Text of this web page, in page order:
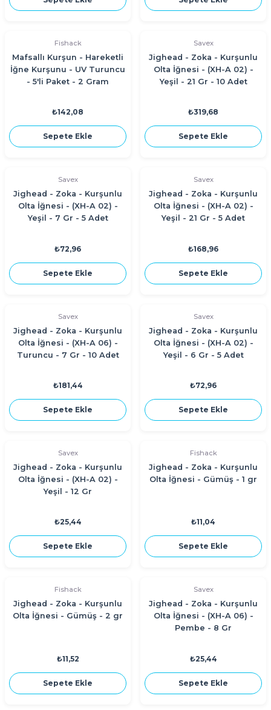
Fishack
Mafsallı Kurşun - Hareketli
İğne Kurşunu - UV Turuncu
- 5'li Paket - 2 Gram
₺142,08
Sepete Ekle
Savex
Jighead - Zoka - Kurşunlu
Olta İğnesi - (XH-A 02) -
Yeşil - 21 Gr - 10 Adet
₺319,68
Sepete Ekle
Savex
Jighead - Zoka - Kurşunlu
Olta İğnesi - (XH-A 02) -
Yeşil - 7 Gr - 5 Adet
₺72,96
Sepete Ekle
Savex
Jighead - Zoka - Kurşunlu
Olta İğnesi - (XH-A 02) -
Yeşil - 21 Gr - 5 Adet
₺168,96
Sepete Ekle
Savex
Jighead - Zoka - Kurşunlu
Olta İğnesi - (XH-A 06) -
Turuncu - 7 Gr - 10 Adet
₺181,44
Sepete Ekle
Savex
Jighead - Zoka - Kurşunlu
Olta İğnesi - (XH-A 02) -
Yeşil - 6 Gr - 5 Adet
₺72,96
Sepete Ekle
Savex
Jighead - Zoka - Kurşunlu
Olta İğnesi - (XH-A 02) -
Yeşil - 12 Gr
₺25,44
Sepete Ekle
Fishack
Jighead - Zoka - Kurşunlu
Olta İğnesi - Gümüş - 1 gr
₺11,04
Sepete Ekle
Fishack
Jighead - Zoka - Kurşunlu
Olta İğnesi - Gümüş - 2 gr
₺11,52
Sepete Ekle
Savex
Jighead - Zoka - Kurşunlu
Olta İğnesi - (XH-A 06) -
Pembe - 8 Gr
₺25,44
Sepete Ekle